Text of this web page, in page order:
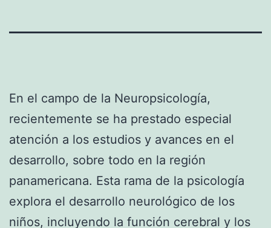
En el campo de la Neuropsicología,
recientemente se ha prestado especial
atención a los estudios y avances en el
desarrollo, sobre todo en la región
panamericana. Esta rama de la psicología
explora el desarrollo neurológico de los
niños, incluyendo la función cerebral y los